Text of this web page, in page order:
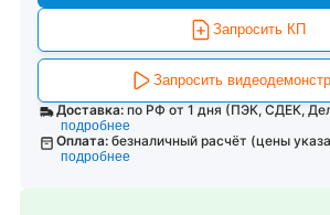
Запросить КП
Запросить
Доставка: по РФ от 1 дня (ПЭК, СДЕК,
подробнее
Оплата: безналичный расчёт (цены
подробнее